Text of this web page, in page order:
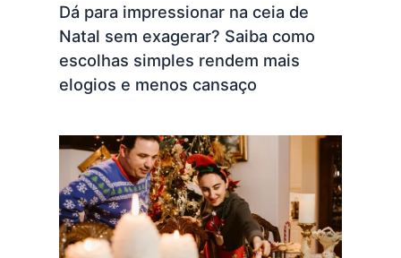
Dá para impressionar na ceia de
Natal sem exagerar? Saiba como
escolhas simples rendem mais
elogios e menos cansaço